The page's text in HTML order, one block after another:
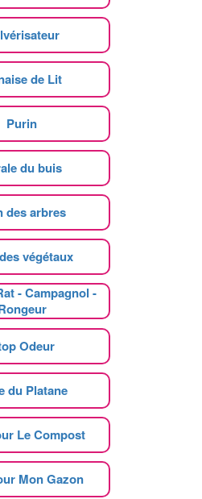
de Lit
Purin
du buis
des arbres
végétaux
- Campagnol -
Odeur
du Platane
Le Compost
Mon Gazon